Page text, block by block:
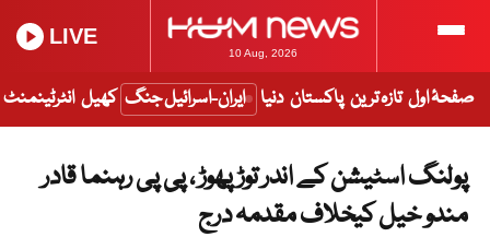
10 Aug, 2026
LIVE
صفحۂ اول تازہ ترین پاکستان دنیا ایران-اسرائیل جنگ کھیل انٹرٹینمنٹ
پولنگ اسٹیشن کے اندر توڑ پھوڑ ، پی پی رہنما قادر
مندو خیل کیخلاف مقدمہ درج